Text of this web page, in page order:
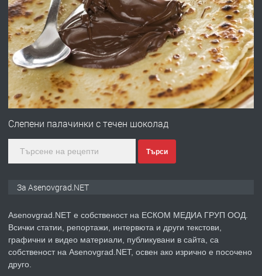
ПРЕДЛАГА
Давам индивидуалани уроци по
Немски език
преди 2 години
ПРЕДЛАГА ремонт на покриви
преди 3 години
ПРЕДЛАГА Кутии с подаръци
Слепени палачинки с течен шоколад
Търси
За Asenovgrad.NET
Asenovgrad.NET е собственост на ЕСКОМ МЕДИА ГРУП ООД.
Всички статии, репортажи, интервюта и други текстови,
графични и видео материали, публикувани в сайта, са
собственост на Asenovgrad.NET, освен ако изрично е посочено
друго.